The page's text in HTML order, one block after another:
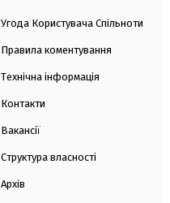
Угода Користувача Спільноти
Правила коментування
Технічна інформація
Контакти
Вакансії
Структура власності
Архів